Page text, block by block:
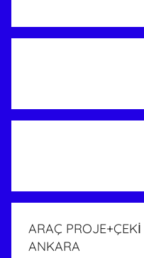
ARAÇ
ANKARA